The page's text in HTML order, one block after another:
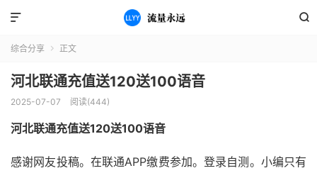


综合分享  正文
河北联通充值送120送100语音
2025-07-07 阅读(444)
河北联通充值送120送100语音
感谢网友投稿。在联通APP缴费参加。登录自测。小编只有